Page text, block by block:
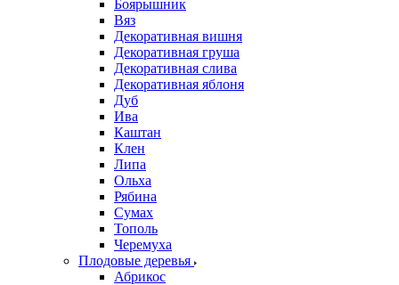
Боярышник
Вяз
Декоративная вишня
Декоративная груша
Декоративная слива
Декоративная яблоня
Дуб
Ива
Каштан
Клен
Липа
Ольха
Рябина
Сумах
Тополь
Черемуха
Плодовые деревья
Абрикос